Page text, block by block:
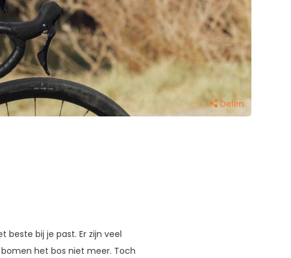
Delen
bij je past. Er zijn veel
het bos niet meer. Toch